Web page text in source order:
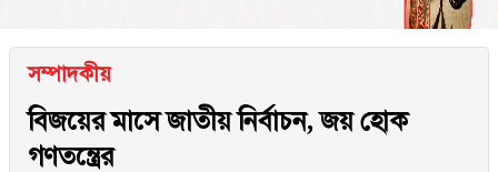
সম্পাদকীয়
বিজয়ের মাসে জাতীয় নির্বাচন, জয় হোক
গণতন্ত্রের